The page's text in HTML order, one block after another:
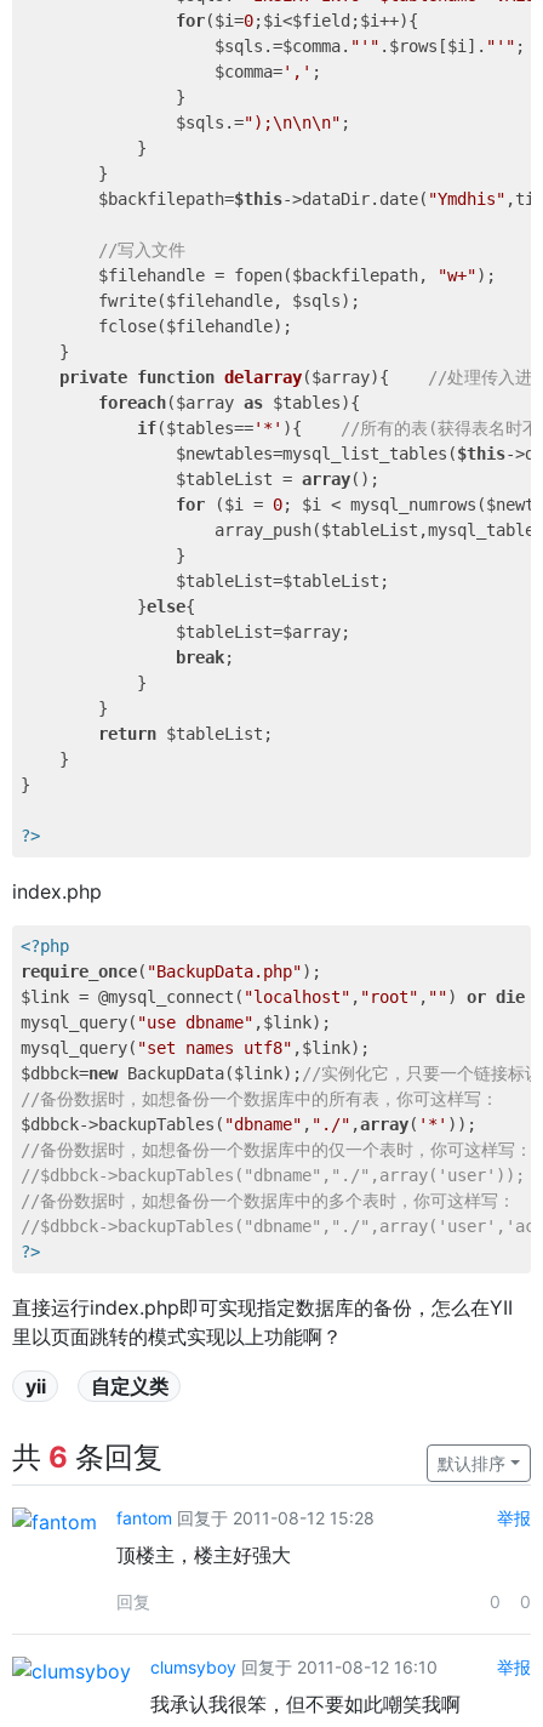
for($i=0;$i<$field;$i++){
                    $sqls.=$comma.
"'" .$rows[$i]. "'" ;
                    $comma=
',' ;
                }
                $sqls.=
");\n\n\n" ;
            }
        }
        $backfilepath=
$this->dataDir.date( "Ymdhis"
//写入文件
        $filehandle = fopen($backfilepath,
"w+");
        fwrite($filehandle, $sqls);
        fclose($filehandle);
    }
private function delarray($array){
//处理传入进
foreach($array as $tables){
if($tables=='*' ){
//所有的表(获得表名时不
                $newtables=mysql_list_tables(
$this-
                $tableList =
array();
for ($i = 0; $i <
                }
                $tableList=$tableList;
            }
else{
                $tableList=$array;
break;
            }
        }
return $tableList;
    }
}
?>
index.php
<?php
require_once( "BackupData.php");
$link = @mysql_connect( "localhost" , "root" , "") or die
mysql_query( "use dbname" ,$link);
mysql_query( "set names utf8" ,$link);
$dbbck=new BackupData($link); //实例化它，只要一个链接标
//备份数据时，如想备份一个数据库中的所有表，你可这样写：
$dbbck->backupTables( "dbname" , "./" ,array( '*'
//备份数据时，如想备份一个数据库中的仅一个表时，你可这样写：
//$dbbck->backupTables("dbname","./",array('user'));
//备份数据时，如想备份一个数据库中的多个表时，你可这样写：
//$dbbck->backupTables("dbname","./
?>
直接运行index.php即可实现指定数据库的备份，怎么在YII
里以页面跳转的模式实现以上功能啊？
yii 自定义类
共 6 条回复 默认排序
fantom 回复于 2011-08-12 15:28 举报
顶楼主，楼主好强大
回复 0 0
clumsyboy 回复于 2011-08-12 16:10 举报
我承认我很笨，但不要如此嘲笑我啊